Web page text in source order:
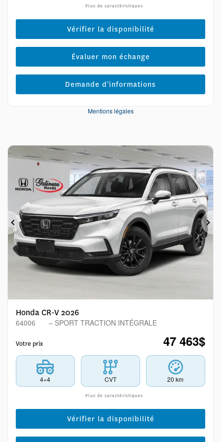
Plus de caractéristiques
Vérifier la disponibilité
Évaluer mon échange
Demande d'informations
Mentions légales
Précédent
Honda CR-V 2026
64006 – SPORT TRACTION INTÉGRALE
Votre prix 47 463$
4×4 CVT 20 km
Plus de caractéristiques
Vérifier la disponibilité